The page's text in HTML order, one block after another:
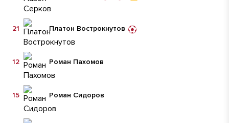
Платон Вострокнутов
21
Роман Пахомов
12
Роман Сидоров
15